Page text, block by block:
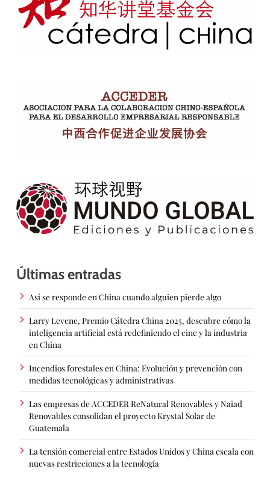
Últimas entradas
Así se responde en China cuando alguien pierde algo
Larry Levene, Premio Cátedra China 2025, descubre cómo la
inteligencia artificial está redefiniendo el cine y la industria
en China
Incendios forestales en China: Evolución y prevención con
medidas tecnológicas y administrativas
Las empresas de ACCEDER ReNatural Renovables y Naiad
Renovables consolidan el proyecto Krystal Solar de
Guatemala
La tensión comercial entre Estados Unidos y China escala con
nuevas restricciones a la tecnología